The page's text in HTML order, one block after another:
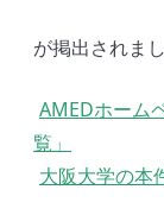
が掲出されまし
AMEDホーム
覧」
大阪大学の本